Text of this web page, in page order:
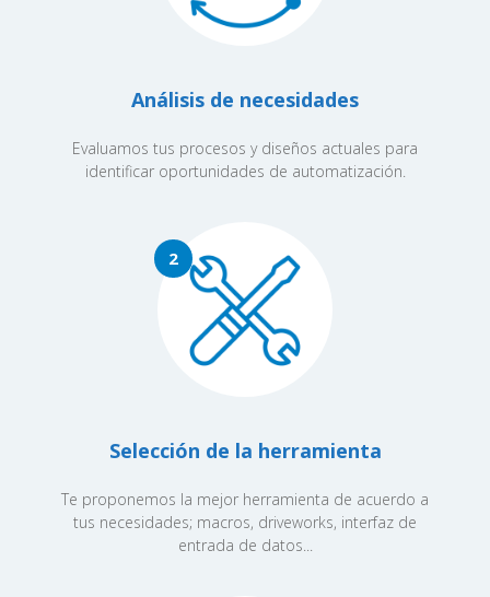
Análisis de necesidades
Evaluamos tus procesos y diseños actuales para
identificar oportunidades de automatización.
2
Selección de la herramienta
Te proponemos la mejor herramienta de acuerdo a
tus necesidades; macros, driveworks, interfaz de
entrada de datos...